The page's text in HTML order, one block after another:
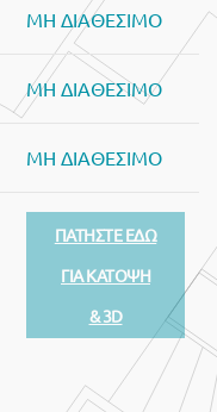
ΜΗ ΔΙΑΘΕΣΙΜΟ
ΜΗ ΔΙΑΘΕΣΙΜΟ
ΜΗ ΔΙΑΘΕΣΙΜΟ
ΠΑΤΗΣΤΕ ΕΔΩ
ΓΙΑ ΚΑΤΟΨΗ
& 3D